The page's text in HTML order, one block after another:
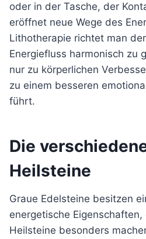
oder in der Tasche, der
eröffnet neue Wege des
Lithotherapie richtet man
Energiefluss harmonisch zu
nur zu körperlichen
zu einem besseren
führt.
Die
Heilsteine
Graue Edelsteine besitzen
energetische
Heilsteine besonders